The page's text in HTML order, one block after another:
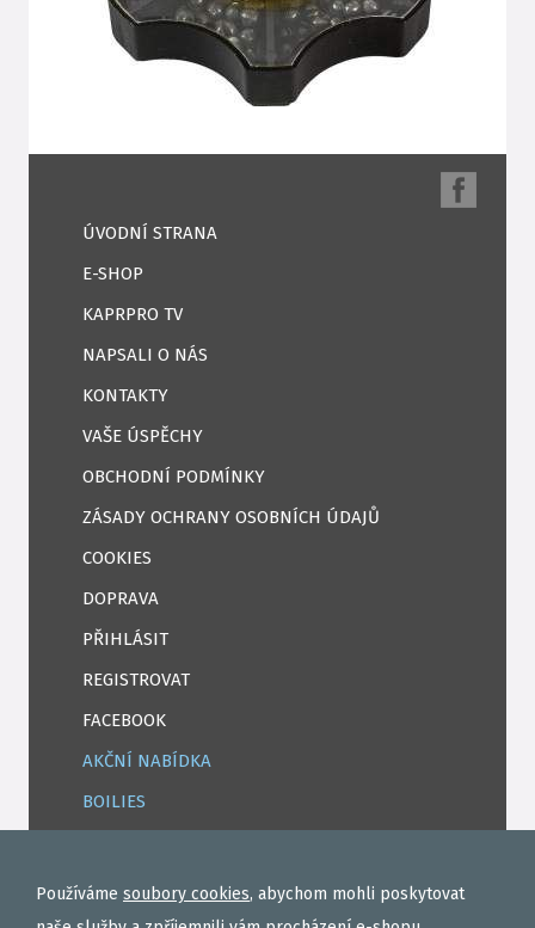
ÚVODNÍ STRANA
E-SHOP
KAPRPRO TV
NAPSALI O NÁS
KONTAKTY
VAŠE ÚSPĚCHY
OBCHODNÍ PODMÍNKY
ZÁSADY OCHRANY OSOBNÍCH ÚDAJŮ
COOKIES
DOPRAVA
PŘIHLÁSIT
REGISTROVAT
FACEBOOK
AKČNÍ NABÍDKA
BOILIES
TEKUTÉ
OBALOVAČKY
Používáme soubory cookies, abychom mohli poskytovat